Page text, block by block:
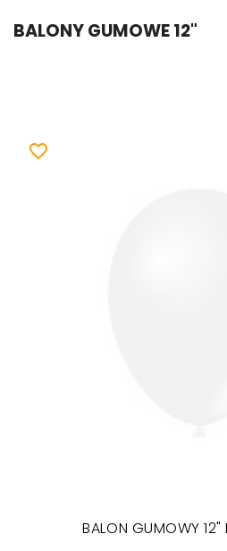
BALONY GUMOWE 12"
BALON GUMOWY 12"
favorite_border